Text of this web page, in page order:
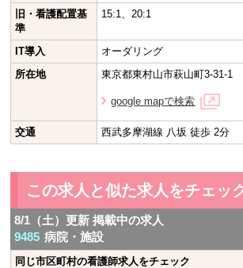
旧・看護配置基
準
15:1、20:1
IT導入
オーダリング
所在地
東京都東村山市萩山町3-31-1
google mapで検索
交通 西武多摩湖線 八坂 徒歩 2分
この求人と似た求人をチェッ
8/1（土）更新 掲載中の求人
9485 病院・施設
同じ市区町村の看護師求人をチェック